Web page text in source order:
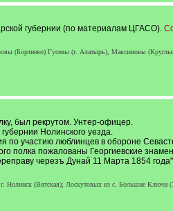
губернии (по материалам ЦГАСО).
(Бортнево) Гусевы (г. Алатырь), Максимовы
был рекрутом. Унтер-офицер.
Нолинского уезда.
по участию люблинцев в обороне
полка пожалованы Георгиевские
черезъ Дунай 11 Марта 1854
Нолинск (Вятская); Лоскутовых из с. Большие